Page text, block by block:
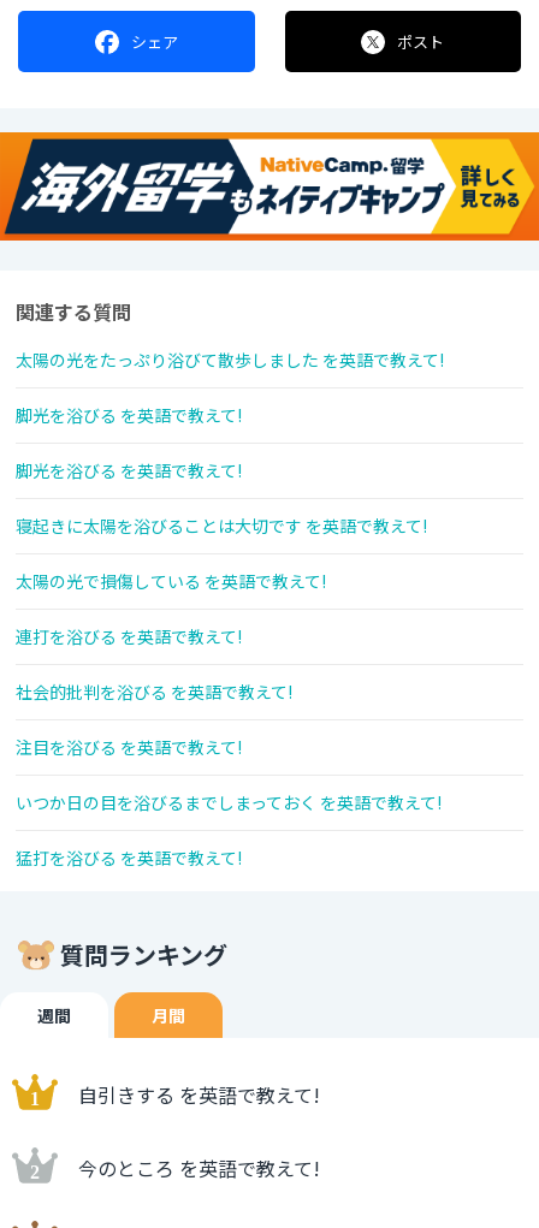
シェア ポスト
関連する質問
太陽の光をたっぷり浴びて散歩しました を英語で教えて!
脚光を浴びる を英語で教えて!
脚光を浴びる を英語で教えて!
寝起きに太陽を浴びることは大切です を英語で教えて!
太陽の光で損傷している を英語で教えて!
連打を浴びる を英語で教えて!
社会的批判を浴びる を英語で教えて!
注目を浴びる を英語で教えて!
いつか日の目を浴びるまでしまっておく を英語で教えて!
猛打を浴びる を英語で教えて!
質問ランキング
週間 月間
自引きする を英語で教えて!
今のところ を英語で教えて!